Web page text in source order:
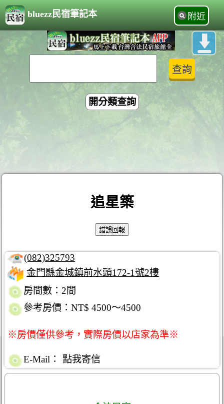
bluezz民宿筆記本 附近
開分類查詢
追星築
(082)325793
金門縣金城鎮前水頭172-1號2樓
房間數：2間
參考房價：NT$ 4500～4500
※房價僅供參考，實際房價以店家為準※
E-Mail： 點我寄信